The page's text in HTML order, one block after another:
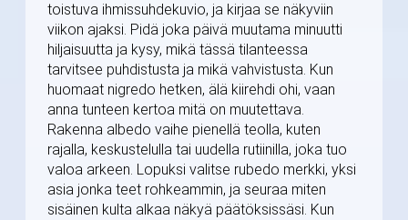
toistuva ihmissuhdekuvio, ja kirjaa se näkyviin
viikon ajaksi. Pidä joka päivä muutama minuutti
hiljaisuutta ja kysy, mikä tässä tilanteessa
tarvitsee puhdistusta ja mikä vahvistusta. Kun
huomaat nigredo hetken, älä kiirehdi ohi, vaan
anna tunteen kertoa mitä on muutettava.
Rakenna albedo vaihe pienellä teolla, kuten
rajalla, keskustelulla tai uudella rutiinilla, joka tuo
valoa arkeen. Lopuksi valitse rubedo merkki, yksi
asia jonka teet rohkeammin, ja seuraa miten
sisäinen kulta alkaa näkyä päätöksissäsi. Kun